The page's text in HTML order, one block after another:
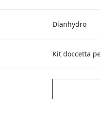
Dianhydro
Kit doccetta